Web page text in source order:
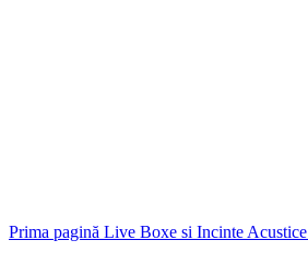
Prima pagină Live Boxe si Incinte Acustice